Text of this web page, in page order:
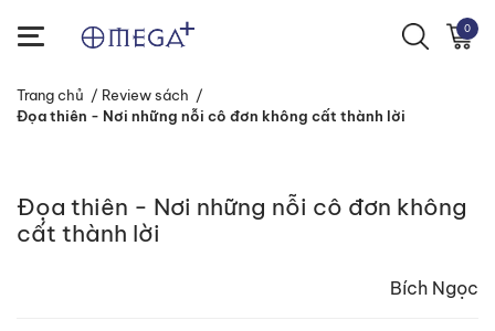
0
Trang chủ / Review sách /
Đọa thiên - Nơi những nỗi cô đơn không cất thành lời
Đọa thiên - Nơi những nỗi cô đơn không
cất thành lời
Bích Ngọc